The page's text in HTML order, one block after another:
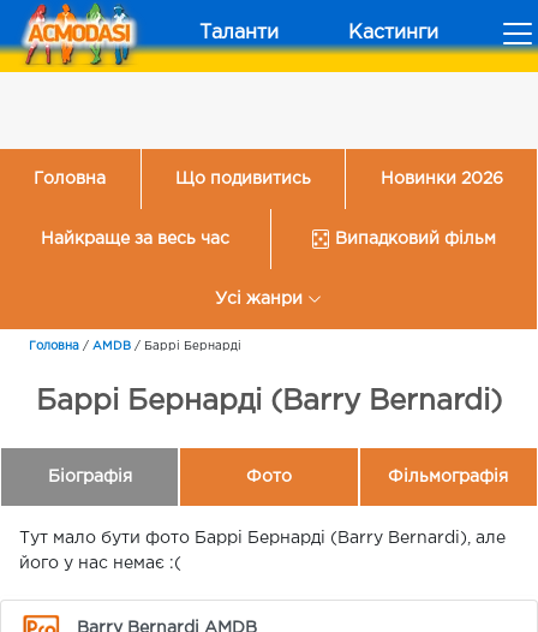
Таланти Кастинги
Головна Що подивитись Новинки 2026
Найкраще за весь час Випадковий фільм
Усі жанри
Головна / AMDB / Баррі Бернарді
Баррі Бернарді (Barry Bernardi)
Біографія Фото Фільмографія
Тут мало бути фото Баррі Бернарді (Barry Bernardi), але
його у нас немає :(
Barry Bernardi AMDB